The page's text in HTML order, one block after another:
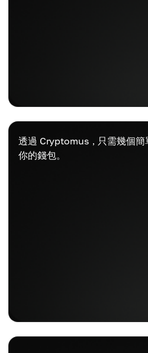
透過 Cryptomus，只需幾個簡
你的錢包。